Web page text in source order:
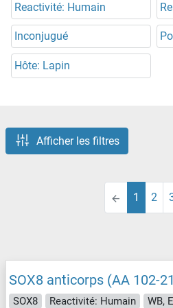
Reactivité: Humain
Inconjugué
Hôte: Lapin
Afficher les filtres
1 2
SOX8 anticorps (AA 102-
SOX8 Reactivité: Humain WB,